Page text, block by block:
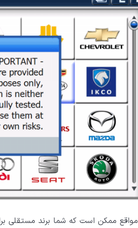
ممکن است که شما برند مستقلی